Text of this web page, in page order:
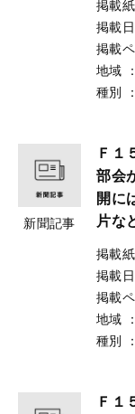
掲載紙
掲載日
掲載
地域
：
種別
：
新聞記事
Ｆ１
部会
開に
片な
掲載紙
掲載日
掲載
地域
：
種別
：
Ｆ１